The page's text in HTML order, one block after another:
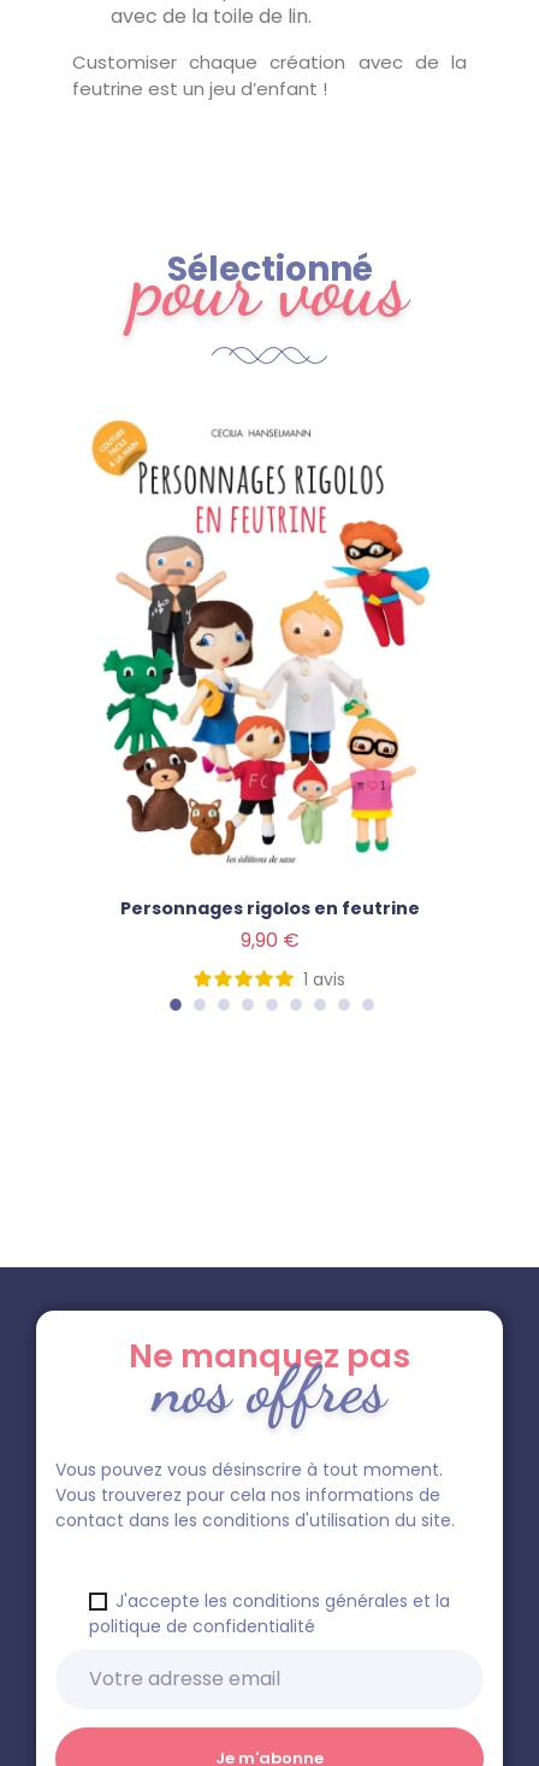
avec de la toile de lin.
Customiser chaque création avec de la
feutrine est un jeu d’enfant !
Sélectionné
pour vous
Personnages rigolos en feutrine
9,90 €
1 avis
Ne manquez pas
nos offres
Vous pouvez vous désinscrire à tout moment.
Vous trouverez pour cela nos informations de
contact dans les conditions d'utilisation du site.
J'accepte les conditions générales et la
politique de confidentialité